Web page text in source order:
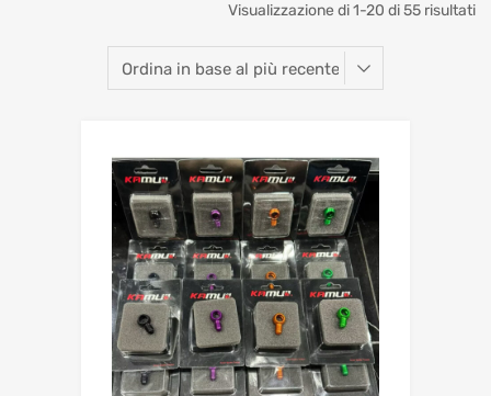
Visualizzazione di 1-20 di 55 risultati